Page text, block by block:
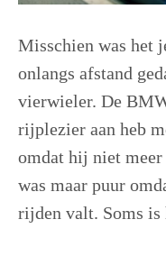
Misschien was het
onlangs afstand
vierwieler. De
rijplezier aan heb
omdat hij niet
was maar puur
rijden valt. Soms